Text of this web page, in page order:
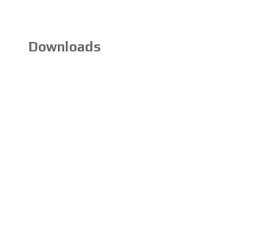
Downloads